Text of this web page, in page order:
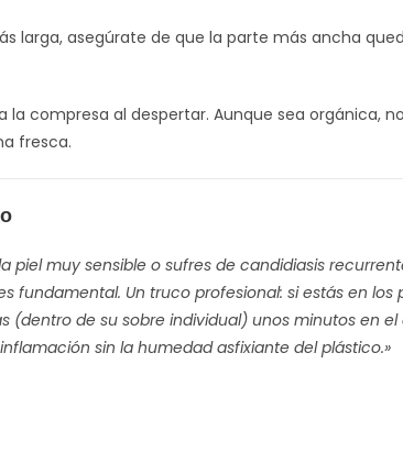
larga, asegúrate de que la parte más ancha
la compresa al despertar. Aunque sea orgánica,
fresca.
piel muy sensible o sufres de candidiasis
fundamental. Un truco profesional: si estás en
(dentro de su sobre individual) unos minutos en
sin la humedad asfixiante del plástico.»